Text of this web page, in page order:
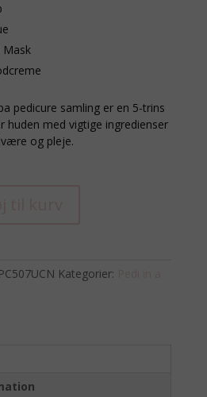
Mask
pedicure samling er en 5-trins
huden med vigtige ingredienser
og pleje.
Kategorier: